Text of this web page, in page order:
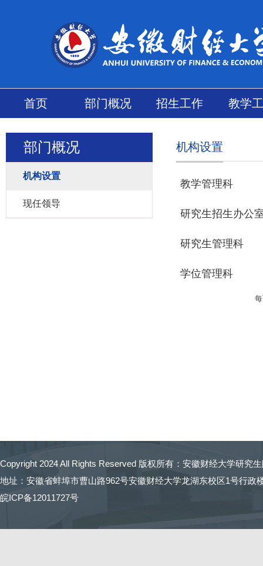
首页 部门概况 招生工作 教学
部门概况
机构设置
现任领导
机构设置
教学管理科
研究生招生办公
研究生管理科
学位管理科
Copyright 2024 All Rights Reserved 版权所有： 安徽财经大学研究
地址：安徽省蚌埠市曹山路962号安徽财经大学龙湖东校区1号行政
皖ICP备12011727号